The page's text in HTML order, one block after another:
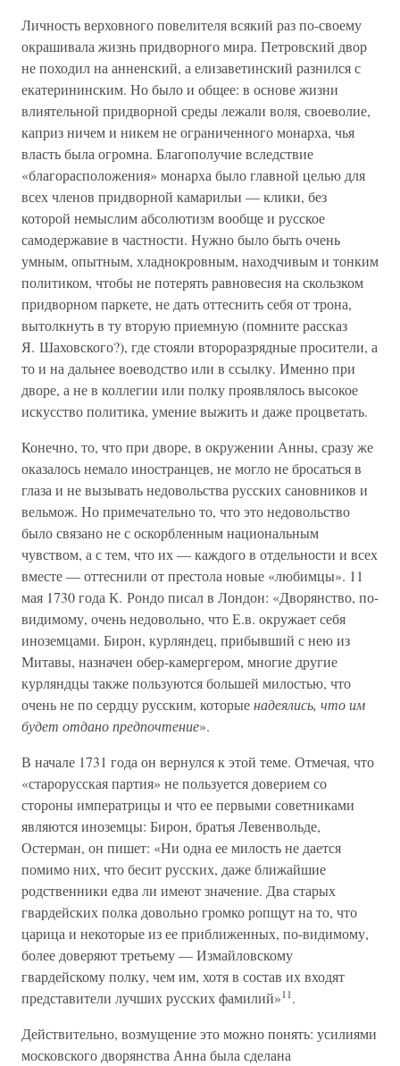
Личность верховного повелителя всякий раз по-своему
окрашивала жизнь придворного мира. Петровский двор
не походил на анненский, а елизаветинский разнился с
екатерининским. Но было и общее: в основе жизни
влиятельной придворной среды лежали воля, своеволие,
каприз ничем и никем не ограниченного монарха, чья
власть была огромна. Благополучие вследствие
«благорасположения» монарха было главной целью для
всех членов придворной камарильи — клики, без
которой немыслим абсолютизм вообще и русское
самодержавие в частности. Нужно было быть очень
умным, опытным, хладнокровным, находчивым и тонким
политиком, чтобы не потерять равновесия на скользком
придворном паркете, не дать оттеснить себя от трона,
вытолкнуть в ту вторую приемную (помните рассказ
Я. Шаховского?), где стояли второразрядные просители, а
то и на дальнее воеводство или в ссылку. Именно при
дворе, а не в коллегии или полку проявлялось высокое
искусство политика, умение выжить и даже процветать.
Конечно, то, что при дворе, в окружении Анны, сразу же
оказалось немало иностранцев, не могло не бросаться в
глаза и не вызывать недовольства русских сановников и
вельмож. Но примечательно то, что это недовольство
было связано не с оскорбленным национальным
чувством, а с тем, что их — каждого в отдельности и всех
вместе — оттеснили от престола новые «любимцы». 11
мая 1730 года К. Рондо писал в Лондон: «Дворянство, по-
видимому, очень недовольно, что Е.в. окружает себя
иноземцами. Бирон, курляндец, прибывший с нею из
Митавы, назначен обер-камергером, многие другие
курляндцы также пользуются большей милостью, что
очень не по сердцу русским, которыенадеялись, что им
будет отдано предпочтение».
В начале 1731 года он вернулся к этой теме. Отмечая, что
«старорусская партия» не пользуется доверием со
стороны императрицы и что ее первыми советниками
являются иноземцы: Бирон, братья Левенвольде,
Остерман, он пишет: «Ни одна ее милость не дается
помимо них, что бесит русских, даже ближайшие
родственники едва ли имеют значение. Два старых
гвардейских полка довольно громко ропщут на то, что
царица и некоторые из ее приближенных, по-видимому,
более доверяют третьему — Измайловскому
гвардейскому полку, чем им, хотя в состав их входят
представители лучших русских фамилий»11.
Действительно, возмущение это можно понять: усилиями
московского дворянства Анна была сделана